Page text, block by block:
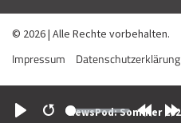
NewsPod: Sommer
© 2026 | Alle Rechte vorbehalten.
Impressum Datenschutzerklärung